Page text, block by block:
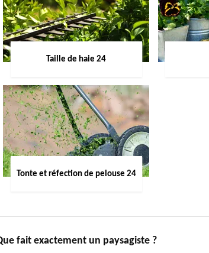
Taille de haie 24
Tonte et réfection de pelouse 24
fait exactement un paysagiste ?